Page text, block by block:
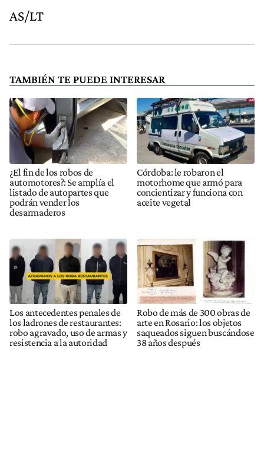
AS/LT
TAMBIÉN TE PUEDE INTERESAR
¿El fin de los robos de
automotores?: Se amplía el
listado de autopartes que
podrán vender los
desarmaderos
Córdoba: le robaron el
motorhome que armó para
concientizar y funciona con
aceite vegetal
Los antecedentes penales de
los ladrones de restaurantes:
robo agravado, uso de armas y
resistencia a la autoridad
Robo de más de 300 obras de
arte en Rosario: los objetos
saqueados siguen buscándose
38 años después